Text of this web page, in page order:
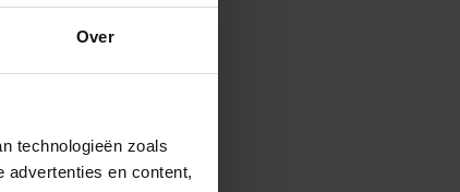
Over
technologieën zoals
advertenties en content,